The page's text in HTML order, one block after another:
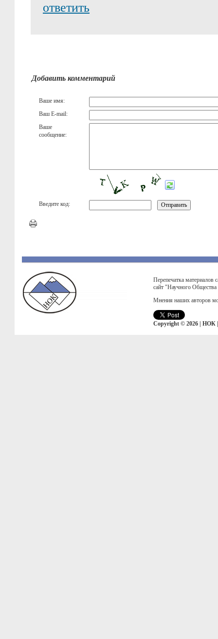
ответить
Добавить комментарий
Ваше имя:
Ваш E-mail:
Ваше
сообщение:
Введите код:
Перепечатка материалов
сайт "Научного
Мнения наших авторов
Copyright © 2026 | НОК